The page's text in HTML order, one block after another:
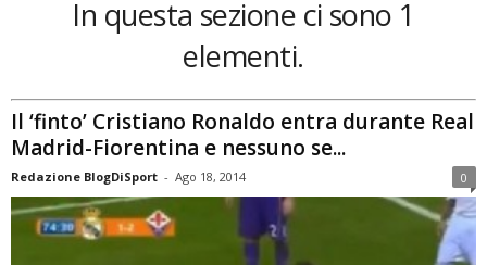
In questa sezione ci sono 1
elementi.
Il ‘finto’ Cristiano Ronaldo entra durante Real
Madrid-Fiorentina e nessuno se...
Redazione BlogDiSport - Ago 18, 2014 0